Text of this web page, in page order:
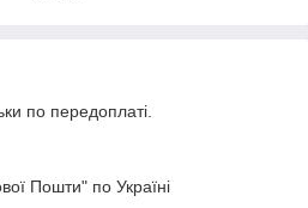
по передоплаті.
Пошти" по Україні